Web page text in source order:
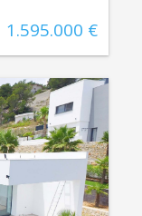
1.595.000 €